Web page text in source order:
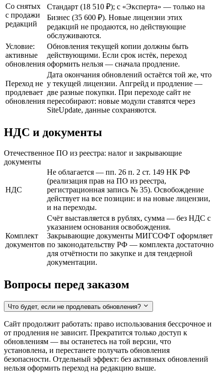
Со снятых
с продажи
редакций
Стандарт (18 510 ₽); с «Эксперта» — только на
Бизнес (35 600 ₽). Новые лицензии этих
редакций не продаются, но действующие
обслуживаются.
Условие:
активные
обновления
Обновления текущей копии должны быть
действующими. Если срок истёк, переход
оформить нельзя — сначала продление.
Переход не
продлевает
обновления
Дата окончания обновлений остаётся той же, что
у текущей лицензии. Апгрейд и продление —
две разные покупки. При переходе сайт не
пересобирают: новые модули ставятся через
SiteUpdate, данные сохраняются.
НДС и документы
Отечественное ПО из реестра: налог и закрывающие
документы
НДС
Не облагается — пп. 26 п. 2 ст. 149 НК РФ
(реализация прав на ПО из реестра,
регистрационная запись № 35). Освобождение
действует на все позиции: и на новые лицензии,
и на переходы.
Комплект
документов
Счёт выставляется в рублях, сумма — без НДС с
указанием основания освобождения.
Закрывающие документы МИГСОФТ оформляет
по законодательству РФ — комплекта достаточно
для отчётности по закупке и для тендерной
документации.
Вопросы перед заказом
Что будет, если не продлевать обновления?
Сайт продолжит работать: право использования бессрочное и
от продления не зависит. Прекратится только доступ к
обновлениям — вы останетесь на той версии, что
установлена, и перестанете получать обновления
безопасности. Отдельный эффект: без активных обновлений
нельзя оформить переход на редакцию выше.